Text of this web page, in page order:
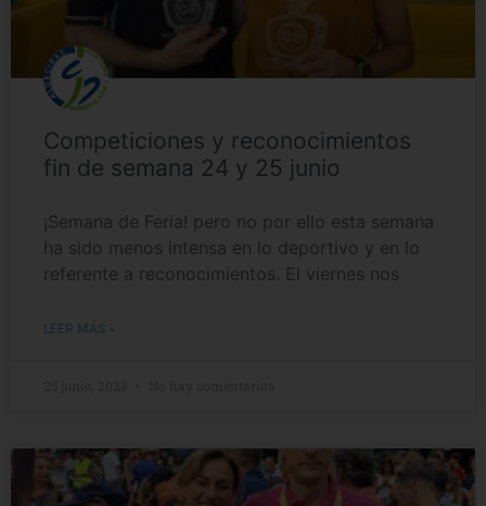
Competiciones y reconocimientos
fin de semana 24 y 25 junio
¡Semana de Feria! pero no por ello esta semana
ha sido menos intensa en lo deportivo y en lo
referente a reconocimientos. El viernes nos
LEER MÁS »